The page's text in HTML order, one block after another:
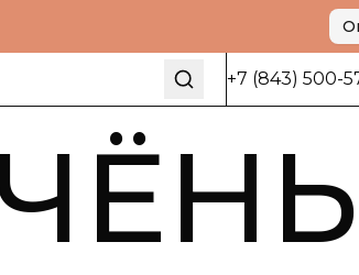
+7 (843) 500-